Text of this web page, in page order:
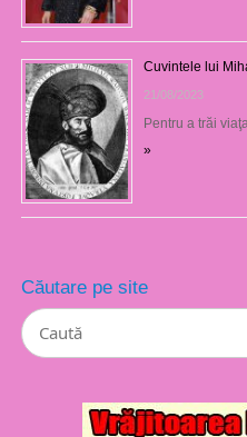
Cuvintele lui
21/08/2023
Pentru a trăi
»
Căutare pe site